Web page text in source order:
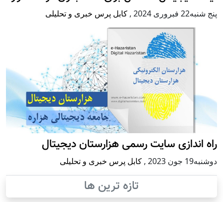
پنج شنبه22 فبروری 2024 , کابل پرس خبری و تحلیلی
راه اندازی سایت رسمی هزارستان دیجیتال
دوشنبه19 جون 2023 , کابل پرس خبری و تحلیلی
تازه ترین ها